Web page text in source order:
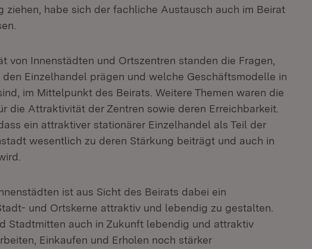
ziehen, habe sich der fachliche Austausch auch im Beirat
von Innenstädten und Ortszentren standen die Fragen,
Einzelhandel prägen und welche Geschäftsmodelle in
im Mittelpunkt des Beirats. Weitere Themen waren die
die Attraktivität der Zentren sowie deren Erreichbarkeit.
ein attraktiver stationärer Einzelhandel als Teil der
wesentlich zu deren Stärkung beiträgt und auch in
ist aus Sicht des Beirats dabei ein
und Ortskerne attraktiv und lebendig zu gestalten.
Stadtmitten auch in Zukunft lebendig und attraktiv
Einkaufen und Erholen noch stärker